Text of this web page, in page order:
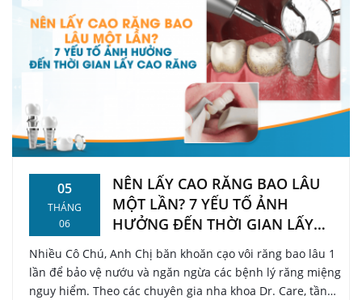
05
THÁNG
06
NÊN LẤY CAO RĂNG BAO LÂU
MỘT LẦN? 7 YẾU TỐ ẢNH
HƯỞNG ĐẾN THỜI GIAN LẤY
CAO RĂNG
Nhiều Cô Chú, Anh Chị băn khoăn cạo vôi răng bao lâu 1
lần để bảo vệ nướu và ngăn ngừa các bệnh lý răng miệng
nguy hiểm. Theo các chuyên gia nha khoa Dr. Care, tần